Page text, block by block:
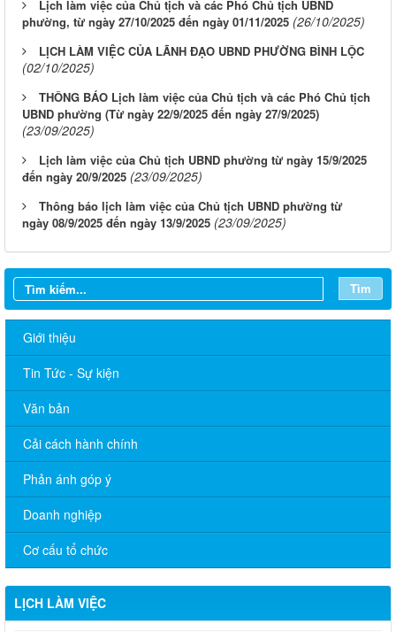
Lịch làm việc của Chủ tịch và các Phó Chủ tịch UBND
phường, từ ngày 27/10/2025 đến ngày 01/11/2025 (26/10/2025)
LỊCH LÀM VIỆC CỦA LÃNH ĐẠO UBND PHƯỜNG BÌNH LỘC
(02/10/2025)
THÔNG BÁO Lịch làm việc của Chủ tịch và các Phó Chủ tịch
UBND phường (Từ ngày 22/9/2025 đến ngày 27/9/2025)
(23/09/2025)
Lịch làm việc của Chủ tịch UBND phường từ ngày 15/9/2025
đến ngày 20/9/2025 (23/09/2025)
Thông báo lịch làm việc của Chủ tịch UBND phường từ
ngày 08/9/2025 đến ngày 13/9/2025 (23/09/2025)
Tìm
Giới thiệu
Tin Tức - Sự kiện
Văn bản
Cải cách hành chính
Phản ánh góp ý
Doanh nghiệp
Cơ cấu tổ chức
LỊCH LÀM VIỆC
Lịch làm việc của Chủ tịch và các Phó Chủ tịch UBND phường
(Từ ngày 03/8/2026 đến ngày 07/8/2026)
Lịch làm việc của Chủ tịch và các Phó Chủ tịch UBND phường
(Từ ngày 27/7/2026 đến ngày 31/7/2026)